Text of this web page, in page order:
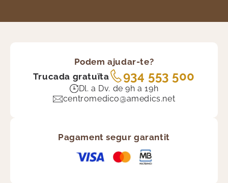
Podem ajudar-te?
Trucada gratuïta
934 553 500
Dl. a Dv. de 9h a 19h
centromedico@amedics.net
Pagament segur garantit